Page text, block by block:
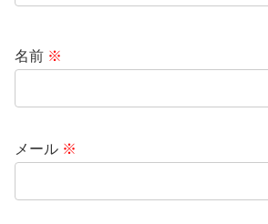
名前 ※
メール ※